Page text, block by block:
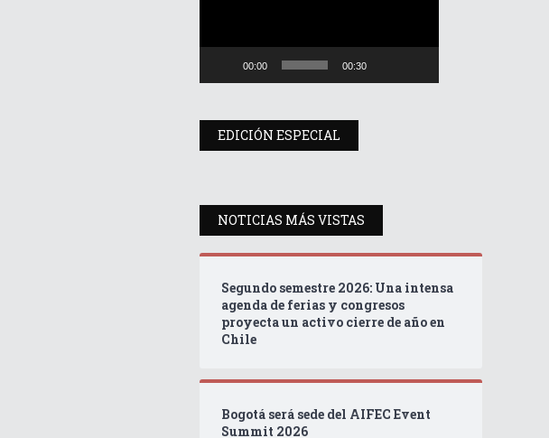
00:00 00:30
EDICIÓN ESPECIAL
NOTICIAS MÁS VISTAS
Segundo semestre 2026: Una intensa
agenda de ferias y congresos
proyecta un activo cierre de año en
Chile
Bogotá será sede del AIFEC Event
Summit 2026